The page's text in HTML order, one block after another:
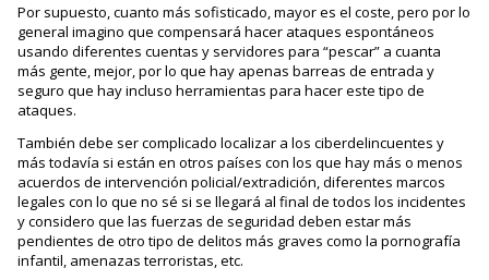
Por supuesto, cuanto más sofisticado, mayor es el coste, pero por lo
general imagino que compensará hacer ataques espontáneos
usando diferentes cuentas y servidores para “pescar” a cuanta
más gente, mejor, por lo que hay apenas barreas de entrada y
seguro que hay incluso herramientas para hacer este tipo de
ataques.
También debe ser complicado localizar a los ciberdelincuentes y
más todavía si están en otros países con los que hay más o menos
acuerdos de intervención policial/extradición, diferentes marcos
legales con lo que no sé si se llegará al final de todos los incidentes
y considero que las fuerzas de seguridad deben estar más
pendientes de otro tipo de delitos más graves como la pornografía
infantil, amenazas terroristas, etc.